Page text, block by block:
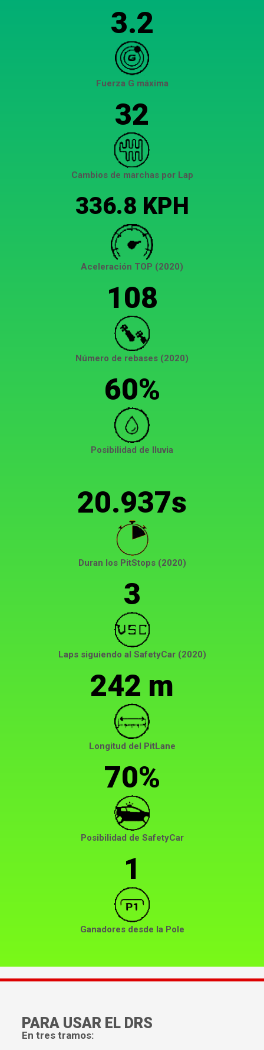
3.2
Fuerza G máxima
32
Cambios de marchas por Lap
336.8 KPH
Aceleración TOP (2020)
108
Número de rebases (2020)
60%
Posibilidad de lluvia
20.937s
Duran los PitStops (2020)
3
Laps siguiendo al SafetyCar (2020)
242 m
Longitud del PitLane
70%
Posibilidad de SafetyCar
1
Ganadores desde la Pole
PARA USAR EL DRS
En tres tramos: